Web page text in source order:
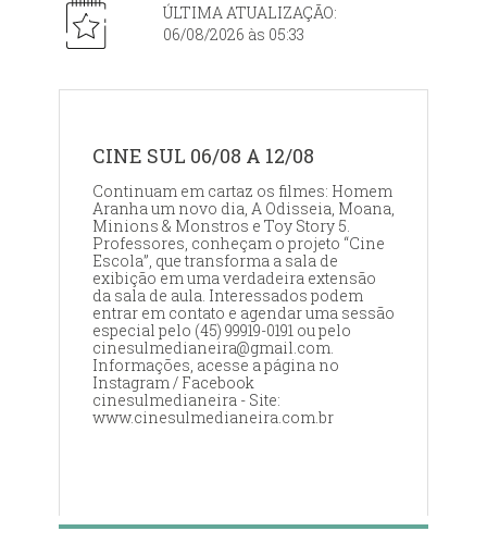
ÚLTIMA ATUALIZAÇÃO:
06/08/2026 às 05:33
CINE SUL 06/08 A 12/08
Continuam em cartaz os filmes: Homem
Aranha um novo dia, A Odisseia, Moana,
Minions & Monstros e Toy Story 5.
Professores, conheçam o projeto “Cine
Escola”, que transforma a sala de
exibição em uma verdadeira extensão
da sala de aula. Interessados podem
entrar em contato e agendar uma sessão
especial pelo (45) 99919-0191 ou pelo
cinesulmedianeira@gmail.com.
Informações, acesse a página no
Instagram / Facebook
cinesulmedianeira - Site:
www.cinesulmedianeira.com.br